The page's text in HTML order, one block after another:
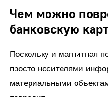
Чем можно
банковскую
Поскольку и магнитная
просто носителями
материальными